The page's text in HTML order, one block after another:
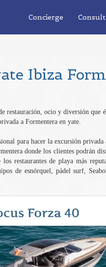
Concierge
Ibiza
ocio y diversión que
a Formentera en yate.
para hacer la excursión
donde los clientes podrán
restaurantes de playa más
de esnórquel, pádel surf,